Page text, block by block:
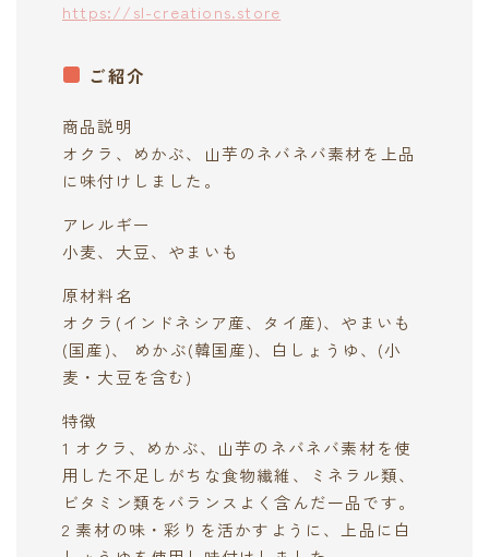
https://sl-creations.store
ご紹介
商品説明
オクラ、めかぶ、山芋のネバネバ素材を上品
に味付けしました。
アレルギー
小麦、大豆、やまいも
原材料名
オクラ(インドネシア産、タイ産)、やまいも
(国産)、 めかぶ(韓国産)、白しょうゆ、(小
麦・大豆を含む)
特徴
1 オクラ、めかぶ、山芋のネバネバ素材を使
用した不足しがちな食物繊維、ミネラル類、
ビタミン類をバランスよく含んだ一品です。
2 素材の味・彩りを活かすように、上品に白